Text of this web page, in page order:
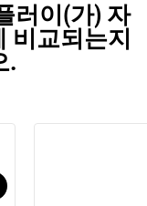
러이(가) 자
비교되는지
.